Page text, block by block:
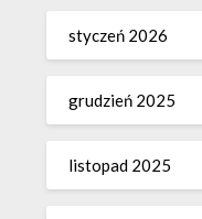
styczeń 2026
grudzień 2025
listopad 2025